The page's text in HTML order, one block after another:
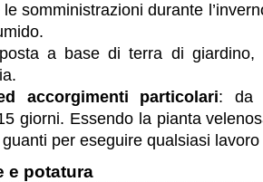
somministrazioni durante
a base di terra di giardino,
accorgimenti particolari: da
giorni. Essendo la pianta
guanti per eseguire qualsiasi
e potatura